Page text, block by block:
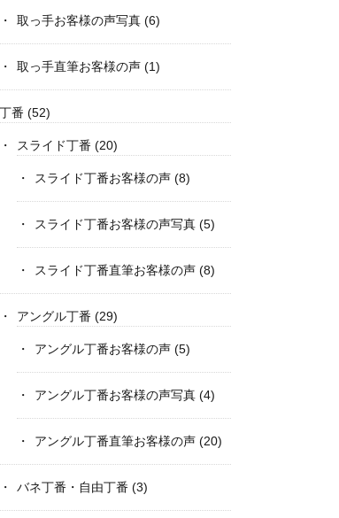
取っ手お客様の声写真(6)
取っ手直筆お客様の声(1)
丁番 (52)
スライド丁番 (20)
スライド丁番お客様の声(8)
スライド丁番お客様の声写真(5)
スライド丁番直筆お客様の声(8)
アングル丁番 (29)
アングル丁番お客様の声(5)
アングル丁番お客様の声写真(4)
アングル丁番直筆お客様の声(20)
バネ丁番・自由丁番 (3)